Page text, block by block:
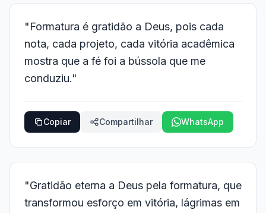
"Formatura é gratidão a Deus, pois cada
nota, cada projeto, cada vitória acadêmica
mostra que a fé foi a bússola que me
conduziu."
Copiar Compartilhar WhatsApp
"Gratidão eterna a Deus pela formatura, que
transformou esforço em vitória, lágrimas em